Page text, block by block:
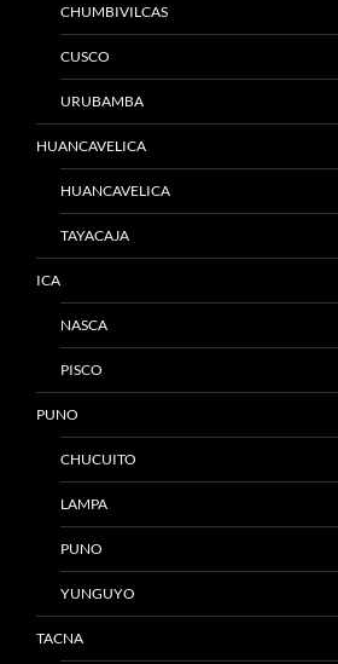
CHUMBIVILCAS
CUSCO
URUBAMBA
HUANCAVELICA
HUANCAVELICA
TAYACAJA
ICA
NASCA
PISCO
PUNO
CHUCUITO
LAMPA
PUNO
YUNGUYO
TACNA